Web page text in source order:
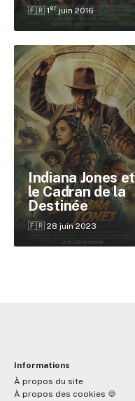
🇫🇷 1er juin 2016
Indiana Jones et
le Cadran de la
Destinée
🇫🇷 28 juin 2023
Informations
À propos du site
À propos des cookies 🍪